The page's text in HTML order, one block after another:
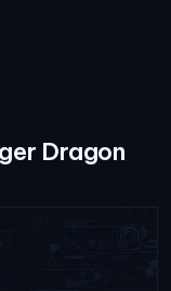
Dragon